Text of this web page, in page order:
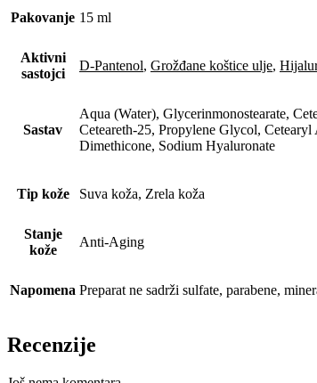
Pakovanje 15 ml
Aktivni
sastojci
D-Pantenol, Grožđane koštice ulje,
Sastav
Aqua (Water), Glycerinmonostearate,
Ceteareth-25, Propylene Glycol,
Dimethicone, Sodium Hyaluronate
Tip kože Suva koža, Zrela koža
Stanje
kože
Anti-Aging
Napomena Preparat ne sadrži sulfate, parabene,
Recenzije